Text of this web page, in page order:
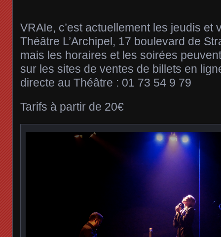
VRAIe, c’est actuellement les jeudis et
Théâtre L’Archipel, 17 boulevard de
mais les horaires et les soirées
sur les sites de ventes de billets en
directe au Théâtre : 01 73 54 9 79
Tarifs à partir de 20€